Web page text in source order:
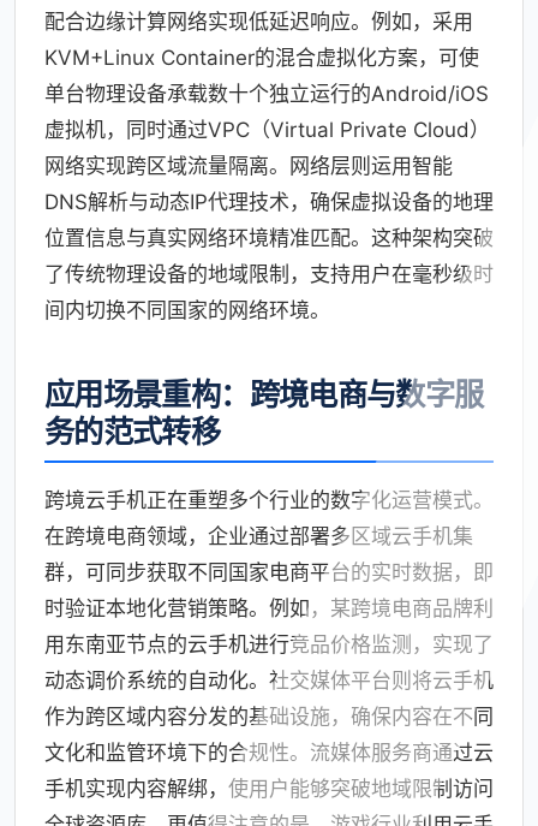
配合边缘计算网络实现低延迟响应。例如，采用
KVM+Linux Container的混合虚拟化方案，可使
单台物理设备承载数十个独立运行的Android/iOS
虚拟机，同时通过VPC（Virtual Private Cloud）
网络实现跨区域流量隔离。网络层则运用智能
DNS解析与动态IP代理技术，确保虚拟设备的地理
位置信息与真实网络环境精准匹配。这种架构突破
了传统物理设备的地域限制，支持用户在毫秒级时
间内切换不同国家的网络环境。
应用场景重构：跨境电商与数字服
务的范式转移
跨境云手机正在重塑多个行业的数字化运营模式。
在跨境电商领域，企业通过部署多区域云手机集
群，可同步获取不同国家电商平台的实时数据，即
时验证本地化营销策略。例如，某跨境电商品牌利
用东南亚节点的云手机进行竞品价格监测，实现了
动态调价系统的自动化。社交媒体平台则将云手机
作为跨区域内容分发的基础设施，确保内容在不同
文化和监管环境下的合规性。流媒体服务商通过云
手机实现内容解绑，使用户能够突破地域限制访问